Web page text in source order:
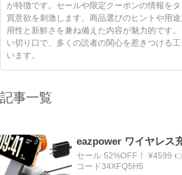
が特徴です。セールや限定クーポンの情報を
買意欲を刺激します。商品選びのヒントや用
用性と新鮮さを兼ね備えた内容が魅力的です
い切り口で、多くの読者の関心を惹きつける
います。
記事一覧
eazpower ワイヤレス
セール 52%OFF！ ¥4599
コード34XFQ5H5